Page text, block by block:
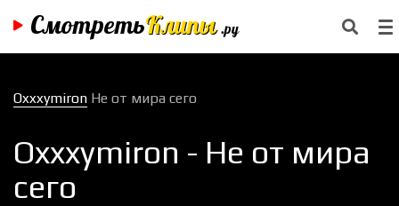
СмотретьКлипы .ру
Oxxxymiron Не от мира сего
Oxxxymiron - Не от мира
сего